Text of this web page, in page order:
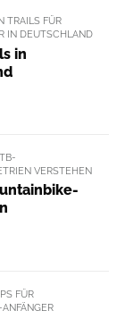
TRAILS FÜR
IN DEUTSCHLAND
in
VERSTEHEN
FÜR